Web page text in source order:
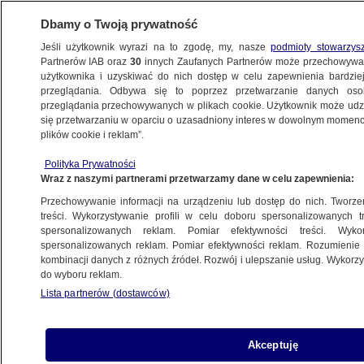
IRLANDIA
"Wyścig między wariantem Delta
a szczepieniami". Irlandia wstrzymuje
znoszenie obostrzeń
ŚWIAT
"Śledztwo powinno mieć
międzynarodowy charakter".
Premierzy Polski i Irlandii o lądowaniu
Dbamy o Twoją prywatność
Jeśli użytkownik wyrazi na to zgodę, my, naszepodmioty
Partnerów IAB oraz30 innych Zaufanych Partnerów może
użytkownika i uzyskiwać do nich dostęp w celu zapewnienia
przeglądania. Odbywa się to poprzez przetwarzanie danych
przeglądania przechowywanych w plikach cookie. Użytkownik może
się przetwarzaniu w oparciu o uzasadniony interes w dowolnym
plików cookie i reklam”.
Polityka Prywatności
Wraz z naszymi partnerami przetwarzamy dane w celu zapewnienia:
Przechowywanie informacji na urządzeniu lub dostęp do nich.
treści. Wykorzystywanie profili w celu doboru spersonalizowanych
spersonalizowanych reklam. Pomiar efektywności treści.
spersonalizowanych reklam. Pomiar efektywności reklam.
kombinacji danych z różnych źródeł. Rozwój i ulepszanie usług.
do wyboru reklam.
Lista partnerów (dostawców)
Akceptuję